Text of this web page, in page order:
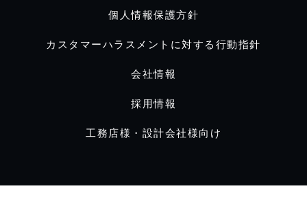
個人情報保護方針
カスタマーハラスメントに対する行動指針
会社情報
採用情報
工務店様・設計会社様向け